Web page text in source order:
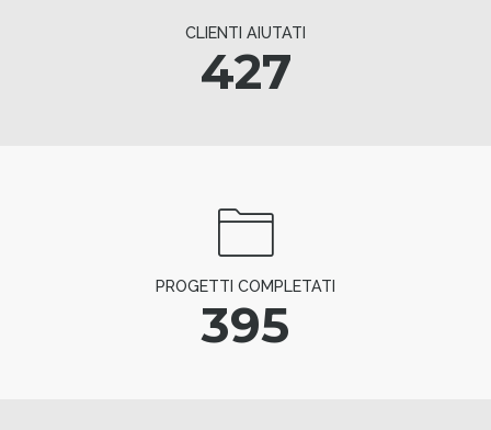
CLIENTI AIUTATI
427
PROGETTI COMPLETATI
395